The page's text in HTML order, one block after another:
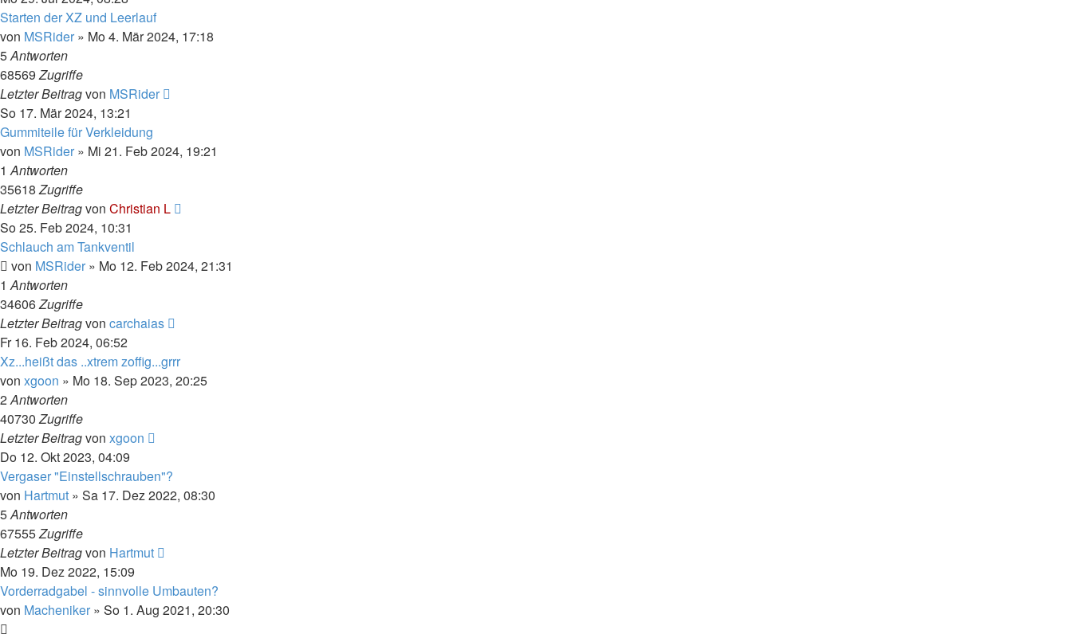
Starten der XZ und Leerlauf
von MSRider » Mo 4. Mär 2024, 17:18
5Antworten
68569Zugriffe
Letzter Beitragvon MSRider
So 17. Mär 2024, 13:21
Gummiteile für Verkleidung
von MSRider » Mi 21. Feb 2024, 19:21
1Antworten
35618Zugriffe
Letzter Beitragvon Christian L
So 25. Feb 2024, 10:31
Schlauch am Tankventil
von MSRider » Mo 12. Feb 2024, 21:31
1Antworten
34606Zugriffe
Letzter Beitragvon carchaias
Fr 16. Feb 2024, 06:52
Xz...heißt das ..xtrem zoffig...grrr
von xgoon » Mo 18. Sep 2023, 20:25
2Antworten
40730Zugriffe
Letzter Beitragvon xgoon
Do 12. Okt 2023, 04:09
Vergaser "Einstellschrauben"?
von Hartmut » Sa 17. Dez 2022, 08:30
5Antworten
67555Zugriffe
Letzter Beitragvon Hartmut
Mo 19. Dez 2022, 15:09
Vorderradgabel - sinnvolle Umbauten?
von Macheniker » So 1. Aug 2021, 20:30